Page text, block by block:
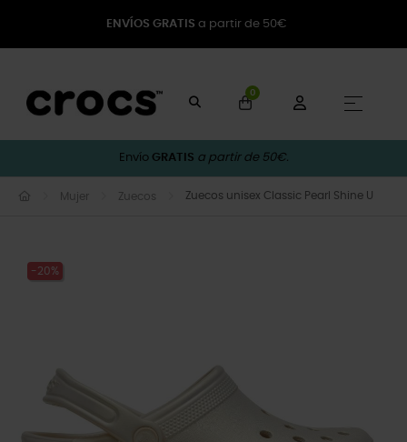
ENVÍOS GRATIS a partir de 50€
0
☰
Envío GRATIS a partir de 50€.
Mujer Zuecos Zuecos unisex Classic Pearl Shine U
-20%